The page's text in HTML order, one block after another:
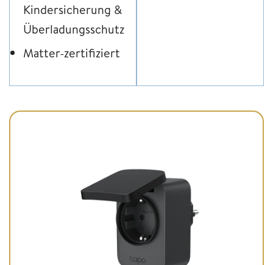
Kindersicherung &
Überladungsschutz
Matter-zertifiziert